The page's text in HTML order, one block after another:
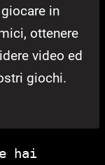
in
ottenere
video ed
giochi.
hai